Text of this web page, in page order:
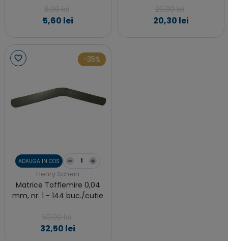
5,60 lei 20,30 lei
-35%
ADAUGA IN COS
Henry Schein
Matrice Tofflemire 0,04
mm, nr. 1 - 144 buc./cutie
32,50 lei